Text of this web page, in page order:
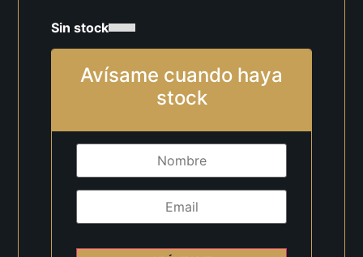
Sin stock
Avísame cuando haya
stock